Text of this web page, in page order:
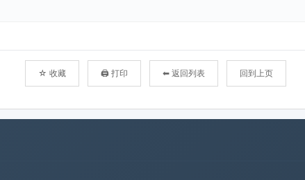
☆ 收藏 🖨 打印 ⬅ 返回列表 回到上页